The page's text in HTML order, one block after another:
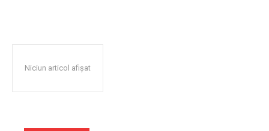
Niciun articol afișat